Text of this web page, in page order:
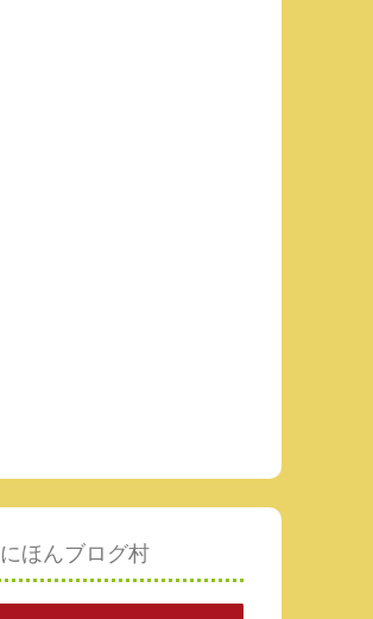
にほんブログ村